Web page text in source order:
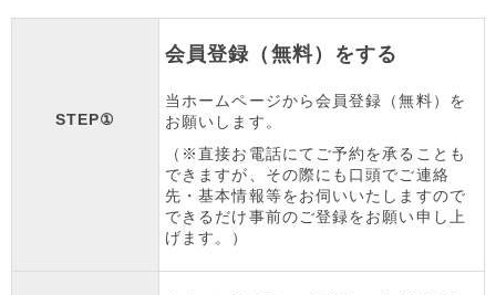
STEP①
会員登録（無料）をする
当ホームページから会員登録（無料）を
お願いします。
（※直接お電話にてご予約を承ることも
できますが、その際にも口頭でご連絡
先・基本情報等をお伺いいたしますので
できるだけ事前のご登録をお願い申し上
げます。）